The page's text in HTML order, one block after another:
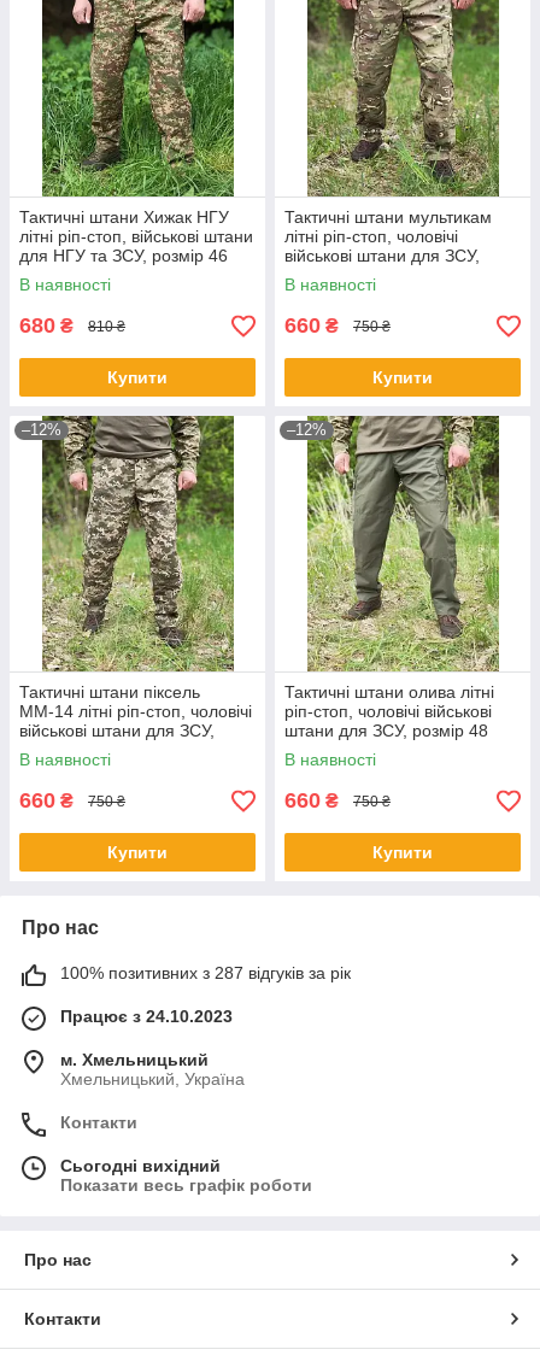
Тактичні штани Хижак НГУ
літні ріп-стоп, військові штани
для НГУ та ЗСУ, розмір 46
В наявності
680 ₴ 810 ₴
Купити
Тактичні штани мультикам
літні ріп-стоп, чоловічі
військові штани для ЗСУ,
розмір 46
В наявності
660 ₴ 750 ₴
Купити
–12%
Тактичні штани піксель
ММ-14 літні ріп-стоп, чоловічі
військові штани для ЗСУ,
розмір 48
В наявності
660 ₴ 750 ₴
Купити
–12%
Тактичні штани олива літні
ріп-стоп, чоловічі військові
штани для ЗСУ, розмір 48
В наявності
660 ₴ 750 ₴
Купити
Про нас
100% позитивних з 287 відгуків за рік
Працює з 24.10.2023
м. Хмельницький
Хмельницький, Україна
Контакти
Сьогодні вихідний
Показати весь графік роботи
Про нас
Контакти